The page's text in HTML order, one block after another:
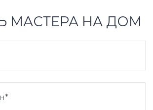
МАСТЕРА НА ДОМ